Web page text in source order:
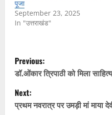
पूजा
September 23, 2025
In "उत्तराखंड"
P
o
s
Previous:
डॉ.ओंकार त्रिपाठी को मिला
Next:
प्रथम नवरात्र पर उमड़ी मां माया